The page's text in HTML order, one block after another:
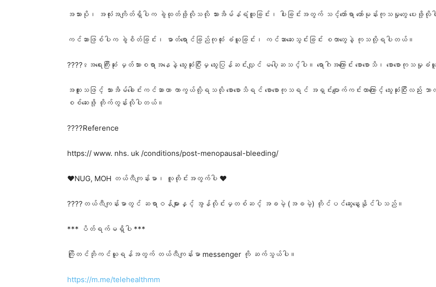
အသားပို၊ အလုံးအကျိတ်ရှိပါက ခွဲထုတ်ဖို့လိုသလို သားအိမ်နံရံထူခြင်း၊ ပါးခြင်းအတွက် သင့်တော်ရာ ဟော်မုန်းကုသမှုတွေ ပေးဖို့လို
ကင်ဆာဖြစ်ပါက ခွဲစိတ်ခြင်း၊ ဓာတ်ရောင်ခြည်ကုထုံး ခံယူခြင်း၊ ကင်ဆာဆေးသွင်းခြင်း စတာတွေနဲ့ ကုသလို့ရပါတယ်။
????‍♀️အရေးကြီးဆုံး မှတ်သားစရာအနေနဲ့ သွေးဆုံးပြီးမှ သွေးပြန်ဆင်းလျှင် မပေါ့ဆသင့်ပါ။ ရောဂါအကြောင်း စောစောသိ၊ စောစောကုသမှုခံ
အထူးသဖြင့် သားအိမ်ခေါင်းကင်ဆာဟာ ကာကွယ်လို့ရသလို စောစောသိရင် စောစောကုသရင် အရှင်းပျောက်ကင်းတာကြောင့် သွေးဆုံးပြီးလည်
စစ်ဆေးဖို့ တိုက်တွန်းလိုပါတယ်။
????Reference
https:// www. nhs. uk /conditions/post-menopausal-bleeding/
❤️NUG, MOH တယ်လီကျန်းမာ၊ လူတိုင်းအတွက်ပါ ❤️
????တယ်လီကျန်းမာတွင် ဆရာဝန်များနှင့် အွန်လိုင်းမှတစ်ဆင့် အခမဲ့ (အခမဲ့) တိုင်ပင်ဆွေးနွေးနိုင်ပါသည်။
*** ပိတ်ရက်မရှိပါ ***
ကြိုတင်ဘိုကင်ယူရန်အတွက် တယ်လီကျန်းမာ messenger ကို ဆက်သွယ်ပါ။
https://m.me/telehealthmm